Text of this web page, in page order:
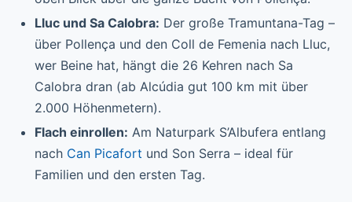
Lluc und Sa Calobra: Der große Tramuntana-Tag –
über Pollença und den Coll de Femenia nach Lluc,
wer Beine hat, hängt die 26 Kehren nach Sa
Calobra dran (ab Alcúdia gut 100 km mit über
2.000 Höhenmetern).
Flach einrollen: Am Naturpark S’Albufera entlang
nach Can Picafort und Son Serra – ideal für
Familien und den ersten Tag.